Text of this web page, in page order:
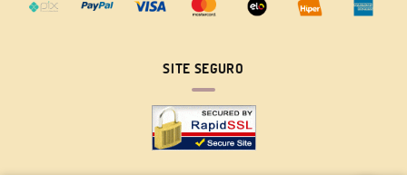
SITE SEGURO